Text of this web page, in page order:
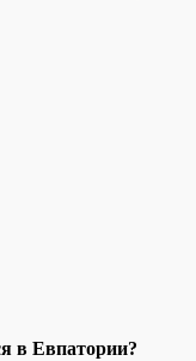
в Евпатории?